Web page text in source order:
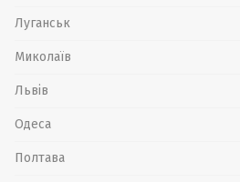
Луганськ
Миколаїв
Львів
Одеса
Полтава